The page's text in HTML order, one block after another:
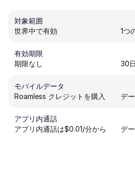
対象範囲
世界中で有効
1つ
有効期限
期限なし
30
モバイルデータ
Roamless クレジットを購入
デ
アプリ内通話
アプリ内通話は$0.01/分から
デ